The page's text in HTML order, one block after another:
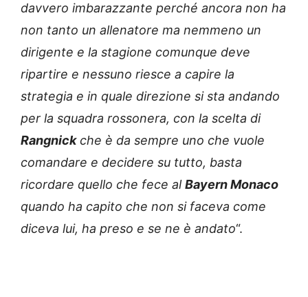
davvero imbarazzante perché ancora non ha
non tanto un allenatore ma nemmeno un
dirigente e la stagione comunque deve
ripartire e nessuno riesce a capire la
strategia e in quale direzione si sta andando
per la squadra rossonera, con la scelta di
Rangnickche è da sempre uno che vuole
comandare e decidere su tutto, basta
ricordare quello che fece alBayern Monaco
quando ha capito che non si faceva come
diceva lui, ha preso e se ne è andato“.